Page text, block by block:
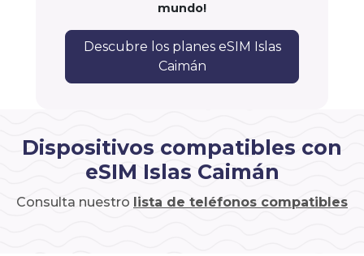
mundo!
Descubre los planes eSIM Islas
Caimán
Dispositivos compatibles con
eSIM Islas Caimán
Consulta nuestro lista de teléfonos compatibles